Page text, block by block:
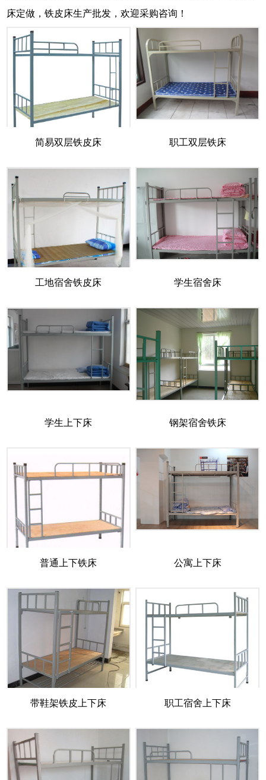
床定做，铁皮床生产批发，欢迎采购咨询！
简易双层铁皮床 职工双层铁床
工地宿舍铁皮床 学生宿舍床
学生上下床 钢架宿舍铁床
普通上下铁床 公寓上下床
带鞋架铁皮上下床 职工宿舍上下床